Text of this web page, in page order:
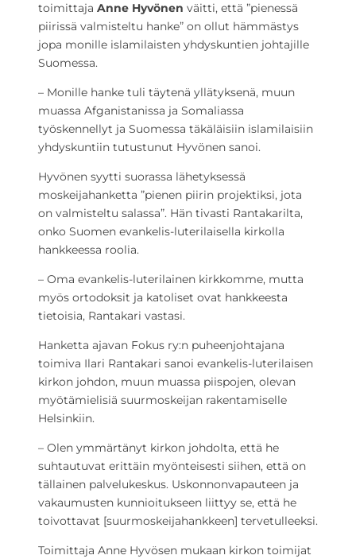
toimittaja Anne Hyvönen väitti, että ”pienessä
piirissä valmisteltu hanke” on ollut hämmästys
jopa monille islamilaisten yhdyskuntien johtajille
Suomessa.
– Monille hanke tuli täytenä yllätyksenä, muun
muassa Afganistanissa ja Somaliassa
työskennellyt ja Suomessa täkäläisiin islamilaisiin
yhdyskuntiin tutustunut Hyvönen sanoi.
Hyvönen syytti suorassa lähetyksessä
moskeijahanketta ”pienen piirin projektiksi, jota
on valmisteltu salassa”. Hän tivasti Rantakarilta,
onko Suomen evankelis-luterilaisella kirkolla
hankkeessa roolia.
– Oma evankelis-luterilainen kirkkomme, mutta
myös ortodoksit ja katoliset ovat hankkeesta
tietoisia, Rantakari vastasi.
Hanketta ajavan Fokus ry:n puheenjohtajana
toimiva Ilari Rantakari sanoi evankelis-luterilaisen
kirkon johdon, muun muassa piispojen, olevan
myötämielisiä suurmoskeijan rakentamiselle
Helsinkiin.
– Olen ymmärtänyt kirkon johdolta, että he
suhtautuvat erittäin myönteisesti siihen, että on
tällainen palvelukeskus. Uskonnonvapauteen ja
vakaumusten kunnioitukseen liittyy se, että he
toivottavat [suurmoskeijahankkeen] tervetulleeksi.
Toimittaja Anne Hyvösen mukaan kirkon toimijat